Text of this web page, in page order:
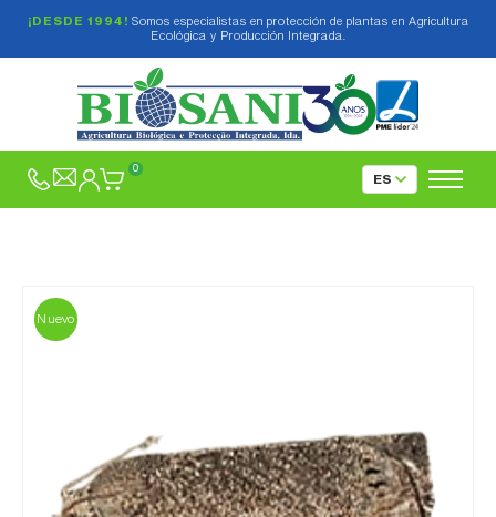
¡DESDE 1994! Somos especialistas en protección de plantas en Agricultura
Ecológica y Producción Integrada.
0
Nuevo